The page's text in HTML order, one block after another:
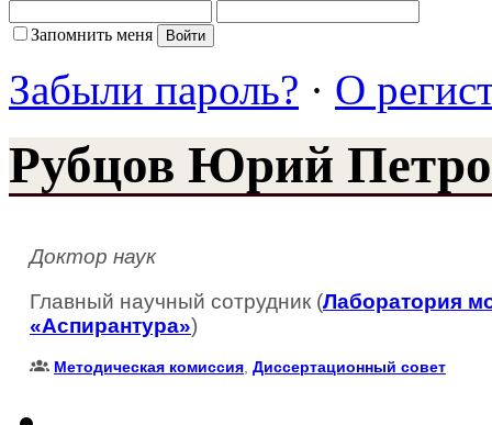
Запомнить меня
Забыли пароль? · О
Рубцов Юрий
Доктор наук
Главный научный сотрудник (Лаборатория
«Аспирантура»)
Методическая комиссия Диссертационный совет